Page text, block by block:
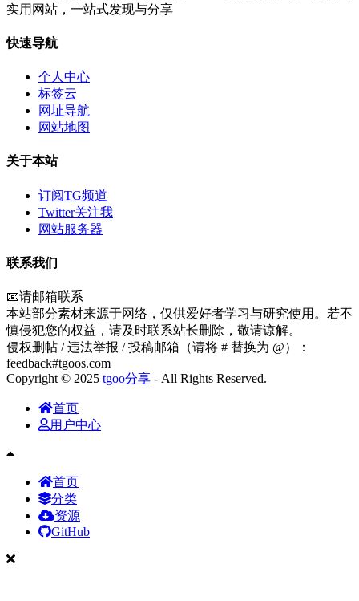
实用网站，一站式发现与分享
快速导航
个人中心
标签云
网址导航
网站地图
关于本站
订阅TG频道
Twitter关注我
网站服务器
联系我们
📧请邮箱联系
本站部分素材来源于网络，仅供爱好者学习与研究使用。若不
慎侵犯您的权益，请及时联系站长删除，敬请谅解。
侵权删帖 / 违法举报 / 投稿邮箱（请将 # 替换为 @）：
feedback#tgoos.com
Copyright © 2025 tgoo分享 - All Rights Reserved.
首页
用户中心
首页
分类
资源
GitHub